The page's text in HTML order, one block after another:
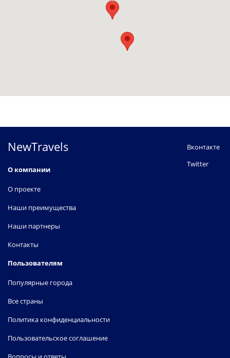
NewTravels
О компании
О проекте
Наши преимущества
Наши партнеры
Контакты
Пользователям
Популярные города
Все страны
Политика конфиденциальности
Пользовательское соглашение
Вконтакте
Twitter